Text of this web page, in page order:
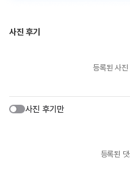
사진 후기
등록된 사
사진 후기만
등록된